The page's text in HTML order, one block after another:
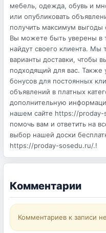
мебель, одежда, обувь и
или опубликовать
получить максимум выгоды
Вы можете быть уверены в
найдут своего клиента. Мы
варианты доставки, чтобы
подходящий для вас. Также
бонусов для постоянных
объявлений в платных
дополнительную
нашем сайте https://proday-
помочь вам и ответить на
выбор нашей доски
https://proday-sosedu.ru/.!
Комментарии
Комментариев к записи